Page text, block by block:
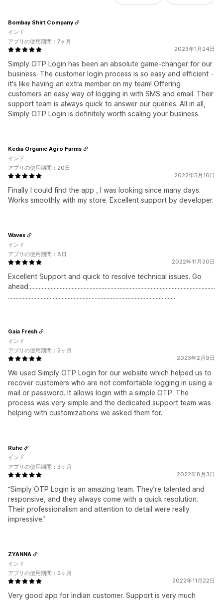
2023年1月24日
Simply OTP Login has been an absolute game-changer for our
business. The customer login process is so easy and efficient -
it's like having an extra member on my team! Offering
customers an easy way of logging in with SMS and email. Their
support team is always quick to answer our queries. All in all,
Simply OTP Login is definitely worth scaling your business.
Bombay Shirt Company
インド
アプリの使用期間：7ヶ月
2022年5月16日
Finally I could find the app , I was looking since many days.
Works smoothly with my store. Excellent support by developer.
Kedia Organic Agro Farms
インド
アプリの使用期間：20日
2022年11月30日
Excellent Support and quick to resolve technical issues. Go
ahead.............................................................................................................................
................................................................................................................
Wavex
インド
アプリの使用期間：8日
2023年2月9日
We used Simply OTP Login for our website which helped us to
recover customers who are not comfortable logging in using a
mail or password. It allows login with a simple OTP. The
process was very simple and the dedicated support team was
helping with customizations we asked them for.
Gaia Fresh
インド
アプリの使用期間：2ヶ月
2022年8月3日
“Simply OTP Login is an amazing team. They’re talented and
responsive, and they always come with a quick resolution.
Their professionalism and attention to detail were really
impressive."
Ruhe
インド
アプリの使用期間：3ヶ月
2022年11月22日
Very good app for Indian customer. Support is very much
ZYANNA
インド
アプリの使用期間：5ヶ月